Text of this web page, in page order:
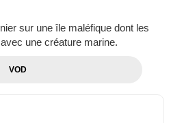
sur une île maléfique dont les
une créature marine.
VOD